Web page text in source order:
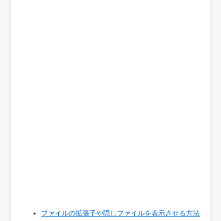
ファイルの拡張子や隠しファイルを表示させる方法